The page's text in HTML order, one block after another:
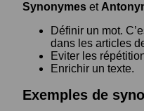
Synonymes et
Définir un mot.
dans les articles
Eviter les
Enrichir un texte.
Exemples de